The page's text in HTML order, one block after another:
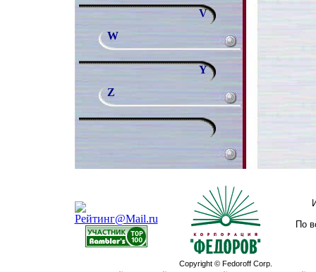
V
W
Y
Z
Copyright © Fedoroff Corp.
По